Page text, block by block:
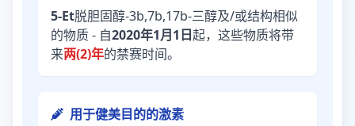
5-Et脱胆固醇-3b,7b,17b-三醇及/或结构相似
的物质 - 自2020年1月1日起，这些物质将带
来两(2)年的禁赛时间。
用于健美目的的激素